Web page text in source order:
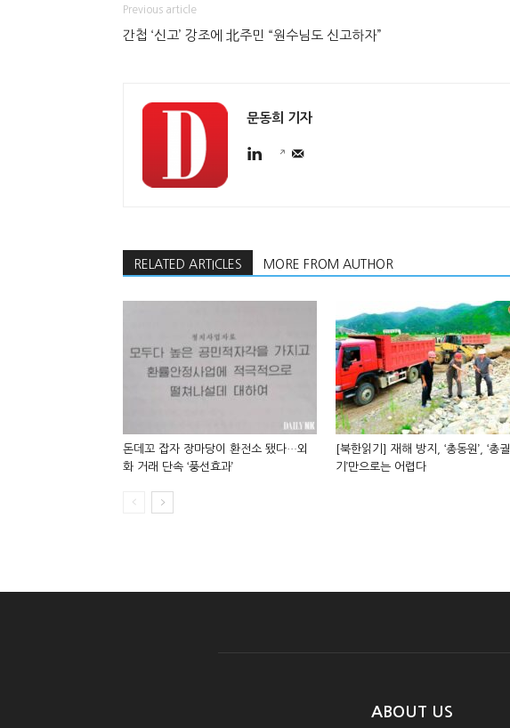
Previous article
간첩 ‘신고’ 강조에 北주민 “원수님도 신고하자”
문동희 기자
RELATED ARTICLES MORE FROM AUTHOR
돈데꼬 잡자 장마당이 환전소 됐다…외
화 거래 단속 ‘풍선효과’
[북한읽기] 재해 방지, ‘총동원’, ‘총궐
기’만으로는 어렵다
ABOUT US